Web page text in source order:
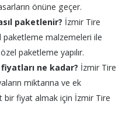
önüne geçer.
paketlenir? İzmir Tire
paketleme malzemeleri ile
paketleme yapılır.
ne kadar? İzmir Tire
miktarına ve ek
fiyat almak için İzmir Tire